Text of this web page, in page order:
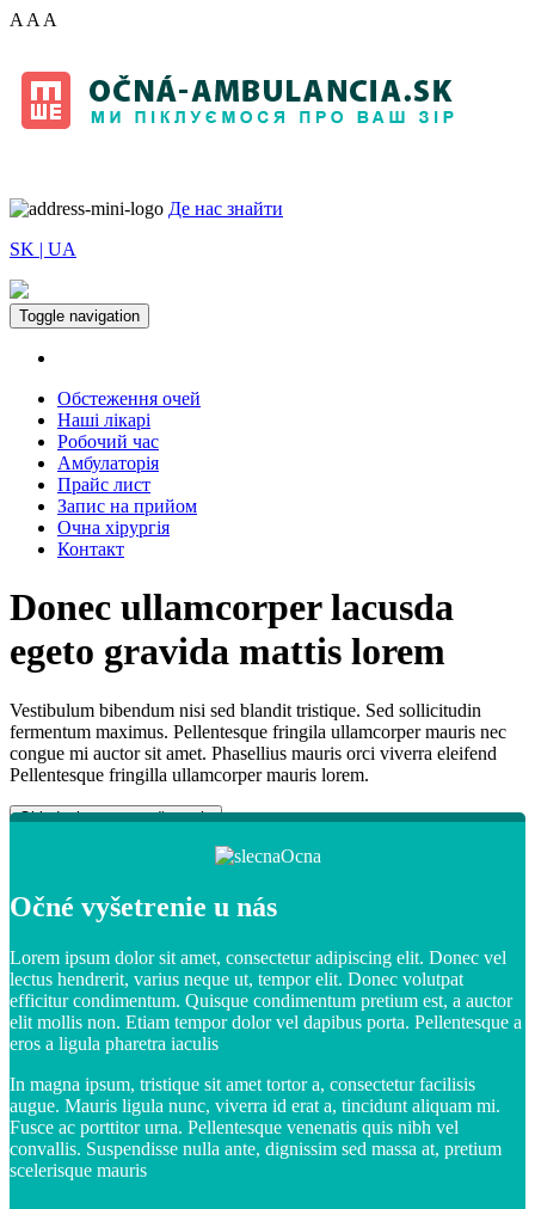
A A A
Де нас знайти
SK | UA
Toggle navigation
Обстеження очей
Наші лікарі
Робочий час
Амбулаторія
Прайс лист
Запис на прийом
Oчна хірургія
Контакт
Donec ullamcorperlacusda
egeto gravida mattis lorem
Vestibulum bibendum nisi sed blandit tristique. Sed sollicitudin
fermentum maximus. Pellentesque fringila ullamcorper mauris nec
congue mi auctor sit amet. Phasellius mauris orci viverra eleifend
Pellentesque fringilla ullamcorper mauris lorem.
Objednajte sa na vyšetrenie
Očné vyšetrenie u nás
Lorem ipsum dolor sit amet, consectetur adipiscing elit. Donec vel
lectus hendrerit, varius neque ut, tempor elit. Donec volutpat
efficitur condimentum. Quisque condimentum pretium est, a auctor
elit mollis non. Etiam tempor dolor vel dapibus porta. Pellentesque a
eros a ligula pharetra iaculis
In magna ipsum, tristique sit amet tortor a, consectetur facilisis
augue. Mauris ligula nunc, viverra id erat a, tincidunt aliquam mi.
Fusce ac porttitor urna. Pellentesque venenatis quis nibh vel
convallis. Suspendisse nulla ante, dignissim sed massa at, pretium
scelerisque mauris